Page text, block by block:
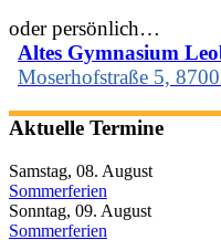
oder persönlich…
Altes Gymnasium
Moserhofstraße 5,
Aktuelle Termine
Samstag, 08. August
Sommerferien
Sonntag, 09. August
Sommerferien